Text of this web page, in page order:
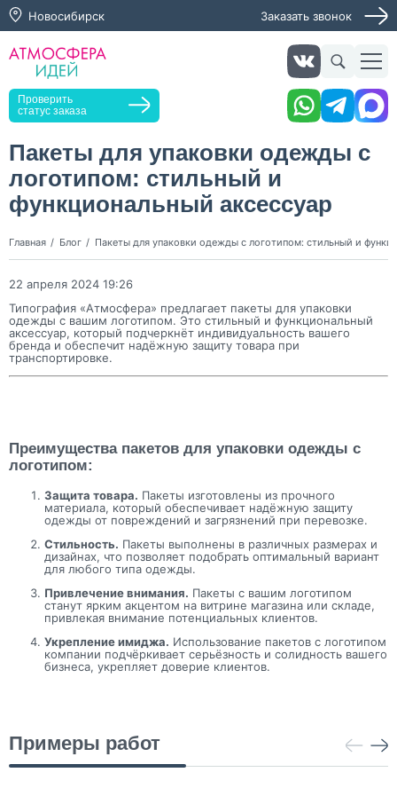
Новосибирск Заказать звонок
Проверить
статус заказа
Пакеты для упаковки одежды с
логотипом: стильный и
функциональный аксессуар
Главная Блог Пакеты для упаковки одежды с логотипом: стильный и
22 апреля 2024 19:26
Типография «Атмосфера» предлагает пакеты для упаковки
одежды с вашим логотипом. Это стильный и функциональный
аксессуар, который подчеркнёт индивидуальность вашего
бренда и обеспечит надёжную защиту товара при
транспортировке.
Преимущества пакетов для упаковки одежды с
логотипом:
Защита товара. Пакеты изготовлены из прочного
материала, который обеспечивает надёжную защиту
одежды от повреждений и загрязнений при перевозке.
Стильность. Пакеты выполнены в различных размерах и
дизайнах, что позволяет подобрать оптимальный вариант
для любого типа одежды.
Привлечение внимания. Пакеты с вашим логотипом
станут ярким акцентом на витрине магазина или складе,
привлекая внимание потенциальных клиентов.
Укрепление имиджа. Использование пакетов с логотипом
компании подчёркивает серьёзность и солидность вашего
бизнеса, укрепляет доверие клиентов.
Примеры работ
Заказать звонок
Нажимая кнопку "Оставить заявку", я даю согласие на
обработку персональных данных и согласие с политикой
конфиденциальности
Нажимая на кнопку, я даю согласие на получение
информационных и рекламных рассылок
Оставить
заявку